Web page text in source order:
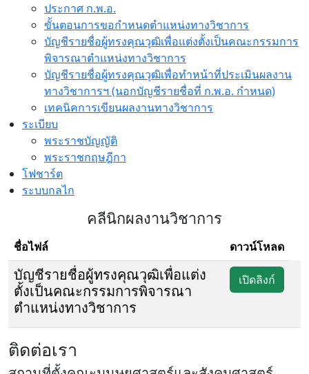
ประกาศ ก.พ.อ.
ขั้นตอนการขอกำหนดตำแหน่งทางวิชาการ
บัญชีรายชื่อผู้ทรงคุณวุฒิเพื่อแต่งตั้งเป็นคณะกรรมการ
พิจารณาตำแหน่งทางวิชาการ
บัญชีรายชื่อผู้ทรงคุณวุฒิเพื่อทำหน้าที่ประเมินผลงาน
ทางวิชาการฯ (นอกบัญชีรายชื่อที่ ก.พ.อ. กำหนด)
เทคนิคการเขียนผลงานทางวิชาการ
ระเบียบ
พระราชบัญญัติ
พระราชกฤษฎีกา
โฟชาร์ต
ระบบกลไก
คลีนิกผลงานวิชาการ
ชื่อไฟล์ ดาวน์โหลด
บัญชีรายชื่อผู้ทรงคุณวุฒิเพื่อแต่ง
ตั้งเป็นคณะกรรมการพิจารณา
ตำแหน่งทางวิชาการ
เปิดลิงก์
ติดต่อเรา